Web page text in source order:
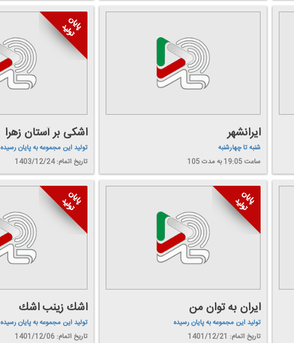
ایرانشهر
شنبه تا چهارشنبه
ساعت 19:05
به مدت 105
اشكی بر آستان زهرا
تولید این مجموعه به پایان رسیده
تاریخ اتمام: 1403/12/24
ایران به توان من
تولید این مجموعه به پایان رسیده
تاریخ اتمام: 1401/12/21
اشك زینب اشك
تولید این مجموعه به پایان رسیده
تاریخ اتمام: 1401/12/06